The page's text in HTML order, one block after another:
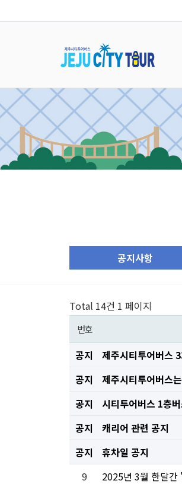
공지사항
Total 14건 1 페이지
번호
공지 제주시티투어버스
공지
제주시티투어버스
공지
시티투어버스 1층
공지
캐리어 관련 공지
공지
휴차일 공지
9
2025년 3월 한달간